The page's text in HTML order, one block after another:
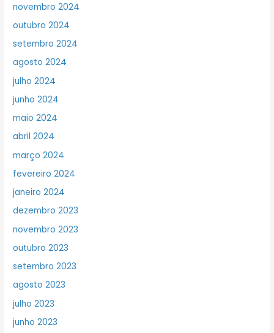
novembro 2024
outubro 2024
setembro 2024
agosto 2024
julho 2024
junho 2024
maio 2024
abril 2024
março 2024
fevereiro 2024
janeiro 2024
dezembro 2023
novembro 2023
outubro 2023
setembro 2023
agosto 2023
julho 2023
junho 2023